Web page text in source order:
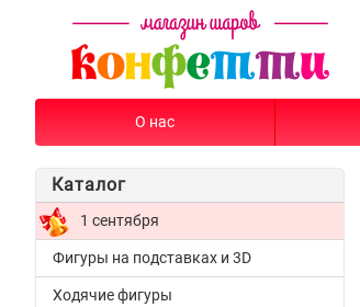
О нас
Каталог
1 сентября
Фигуры на подставках и 3D
Ходячие фигуры